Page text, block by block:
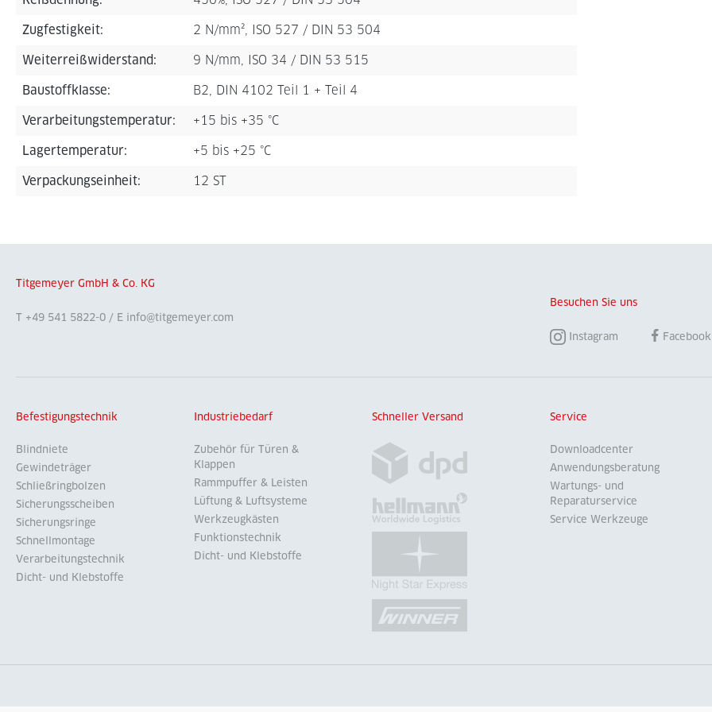
Zugfestigkeit: 2 N/mm², ISO 527 / DIN 53 504
Weiterreißwiderstand: 9 N/mm, ISO 34 / DIN 53 515
Baustoffklasse: B2, DIN 4102 Teil 1 + Teil 4
Verarbeitungstemperatur: +15 bis +35 °C
Lagertemperatur: +5 bis +25 °C
Verpackungseinheit: 12 ST
Titgemeyer GmbH & Co. KG
T +49 541 5822-0 / E info@titgemeyer.com
Besuchen Sie uns
Instagram Facebook
Befestigungstechnik
Blindniete
Gewindeträger
Schließringbolzen
Sicherungsscheiben
Sicherungsringe
Schnellmontage
Verarbeitungstechnik
Dicht- und Klebstoffe
Industriebedarf
Zubehör für Türen &
Klappen
Rammpuffer & Leisten
Lüftung & Luftsysteme
Werkzeugkästen
Funktionstechnik
Dicht- und Klebstoffe
Schneller Versand Service
Downloadcenter
Anwendungsberatung
Wartungs- und
Reparaturservice
Service Werkzeuge